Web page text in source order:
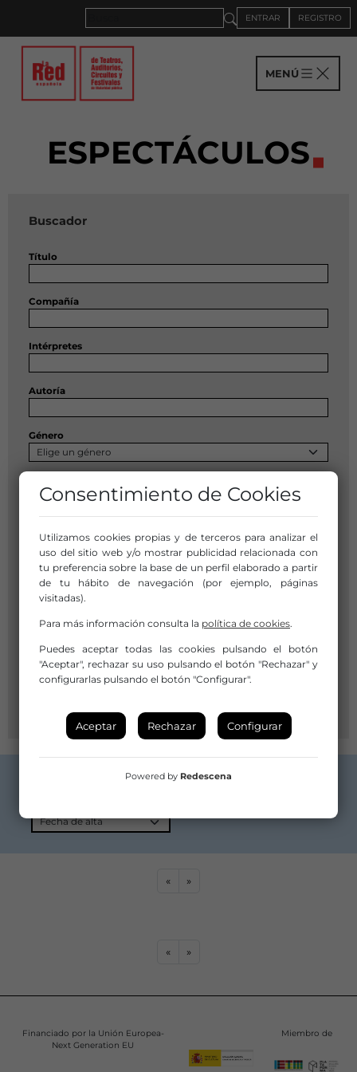
ENTRAR REGISTRO
MENÚ
ESPECTÁCULOS
Buscador
Título
Compañía
Intérpretes
Autoría
Género
Comunidad Autónoma
Sólo espectáculos inclusivos
Sólo espectáculos en el Catálogo de Danza a Escena
Con medidas de accesibilidad
Sólo espectáculos en el Catálogo de Circo a Escena
Resultados de la búsqueda Criterios de búsqueda
« »
« »
Financiado por la Unión Europea-
Next Generation EU
Miembro de
Consentimiento de Cookies
Utilizamos cookies propias y de terceros para analizar el
uso del sitio web y/o mostrar publicidad relacionada con
tu preferencia sobre la base de un perfil elaborado a partir
de tu hábito de navegación (por ejemplo, páginas
visitadas).
Para más información consulta la política de cookies.
Puedes aceptar todas las cookies pulsando el botón
"Aceptar", rechazar su uso pulsando el botón "Rechazar" y
configurarlas pulsando el botón "Configurar".
Aceptar Rechazar Configurar
Powered by Redescena